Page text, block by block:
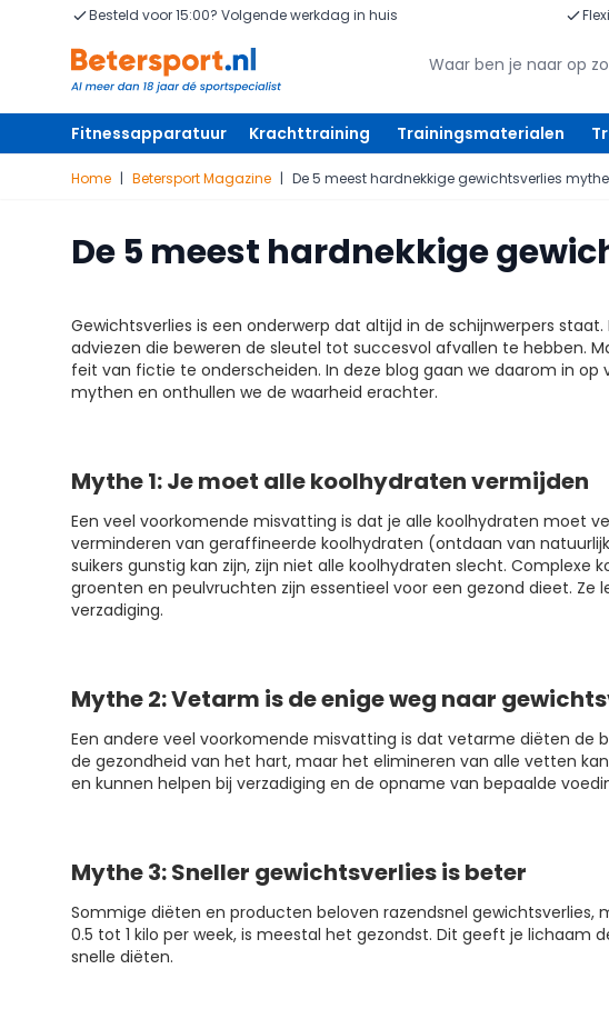
Ga naar de inhoudBesteld voor 15:00? Volgende werkdag in huis
Zoeken
Fitnessapparatuur Krachttraining Trainingsmaterialen
Home | Betersport Magazine | De 5 meest hardnekkige gewichtsverlies
De 5 meest hardnekkige
Gewichtsverlies is een onderwerp dat altijd in de schijnwerpers
adviezen die beweren de sleutel tot succesvol afvallen te hebben.
feit van fictie te onderscheiden. In deze blog gaan we daarom in
mythen en onthullen we de waarheid erachter.
Mythe 1: Je moet alle koolhydraten vermijden
Een veel voorkomende misvatting is dat je alle koolhydraten moet
verminderen van geraffineerde koolhydraten (ontdaan van
suikers gunstig kan zijn, zijn niet alle koolhydraten slecht. Complexe
groenten en peulvruchten zijn essentieel voor een gezond dieet. Ze
verzadiging.
Mythe 2: Vetarm is de enige weg naar
Een andere veel voorkomende misvatting is dat vetarme diëten de
de gezondheid van het hart, maar het elimineren van alle vetten
en kunnen helpen bij verzadiging en de opname van bepaalde
Mythe 3: Sneller gewichtsverlies is beter
Sommige diëten en producten beloven razendsnel
0.5 tot 1 kilo per week, is meestal het gezondst. Dit geeft je
snelle diëten.